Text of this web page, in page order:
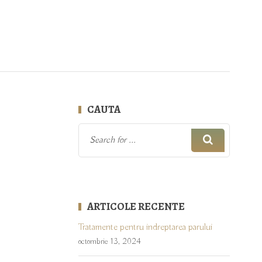
CAUTA
ARTICOLE RECENTE
Tratamente pentru indreptarea parului
octombrie 13, 2024